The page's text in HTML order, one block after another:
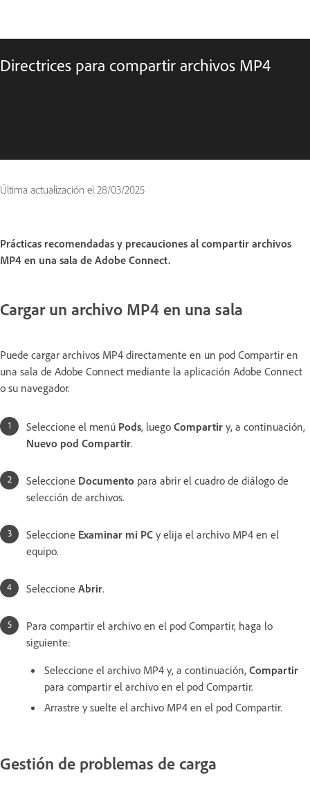
Directrices para compartir archivos MP4
Última actualización el 28/03/2025
Prácticas recomendadas y precauciones al compartir archivos
MP4 en una sala de Adobe Connect.
Cargar un archivo MP4 en una sala
Puede cargar archivos MP4 directamente en un pod Compartir en
una sala de Adobe Connect mediante la aplicación Adobe Connect
o su navegador.
Seleccione el menú Pods, luego Compartir y, a continuación,
Nuevo pod Compartir.
Seleccione Documento para abrir el cuadro de diálogo de
selección de archivos.
Seleccione Examinar mi PC y elija el archivo MP4 en el
equipo.
Seleccione Abrir.
Para compartir el archivo en el pod Compartir, haga lo
siguiente:
Seleccione el archivo MP4 y, a continuación, Compartir
para compartir el archivo en el pod Compartir.
Arrastre y suelte el archivo MP4 en el pod Compartir.
Gestión de problemas de carga